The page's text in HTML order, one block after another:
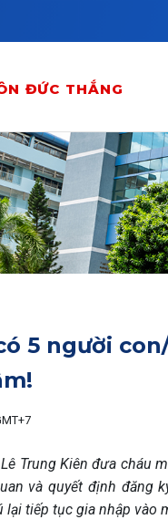
ĐỨC THẮNG
5 người
Trung Kiên đưa cháu
và quyết định đăng
tiếp tục gia nhập vào